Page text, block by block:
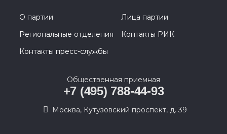
О партии
Лица партии
Региональные отделения
Контакты РИК
Контакты пресс-службы
Общественная приемная
+7 (495) 788-44-93
Москва, Кутузовский проспект, д. 39